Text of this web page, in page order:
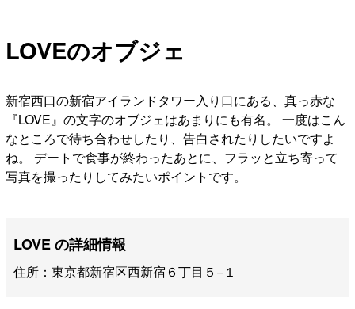
LOVEのオブジェ
新宿西口の新宿アイランドタワー入り口にある、真っ赤な
『LOVE』の文字のオブジェはあまりにも有名。 一度はこん
なところで待ち合わせしたり、告白されたりしたいですよ
ね。 デートで食事が終わったあとに、フラッと立ち寄って
写真を撮ったりしてみたいポイントです。
LOVE の詳細情報
住所：東京都新宿区西新宿６丁目５−１